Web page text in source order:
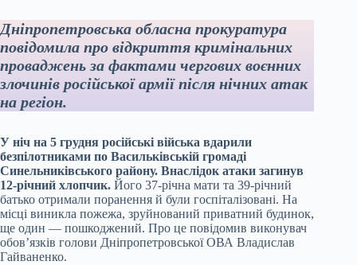
Дніпропетровська обласна прокуратура
повідомила про відкриття кримінальних
проваджень за фактами чергових воєнних
злочинів російської армії після нічних атак
на регіон.
У ніч на 5 грудня російські війська вдарили
безпілотниками по Васильківській громаді
Синельниківського району. Внаслідок атаки загинув
12-річний хлопчик. Його 37-річна мати та 39-річний
батько отримали поранення й були госпіталізовані. На
місці виникла пожежа, зруйнований приватний будинок,
ще один — пошкоджений. Про це повідомив виконувач
обов’язків голови Дніпропетровської ОВА Владислав
Гайваненко.